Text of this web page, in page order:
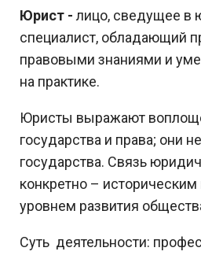
Юрист - лицо, сведущее в
специалист, обладающий
правовыми знаниями и
на практике.
Юристы выражают
государства и права; они
государства. Связь
конкретно – историческим
уровнем развития
Суть деятельности: